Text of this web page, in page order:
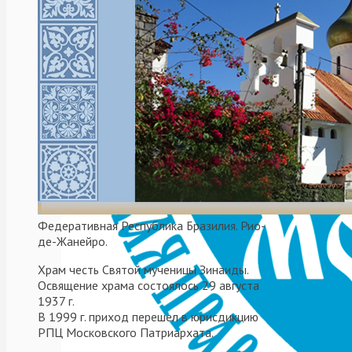
Федеративная Республика Бразилия. Рио-
де-Жанейро.
Храм честь Святой мученицы Зинаиды.
Освящение храма состоялось 29 августа
1937 г.
В 1999 г. приход перешел в юрисдикцию
РПЦ Московского Патриархата.
Вечером,
6
декабря,
накануне
дня
празднования
честь
вмц.